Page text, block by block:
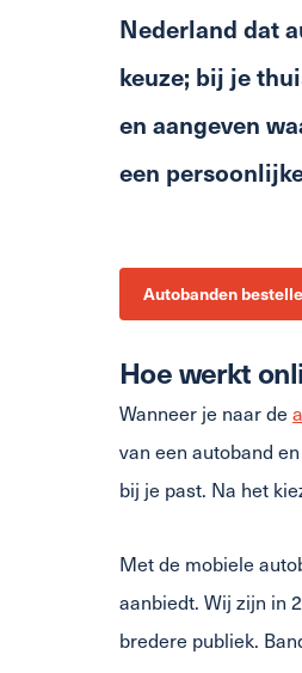
Nederland dat
keuze; bij je
en aangeven
een
Autobanden
Hoe werkt
Wanneer je naar de
van een autoband
bij je past. Na het
Met de mobiele
aanbiedt. Wij zijn in
bredere publiek.